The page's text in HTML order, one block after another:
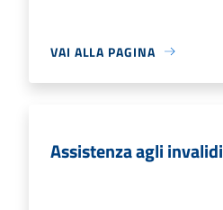
VAI ALLA PAGINA
Assistenza agli invalidi